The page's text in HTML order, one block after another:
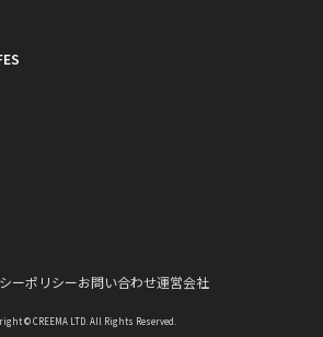
ーポリシーお問い合わせ運営会社
© CREEMA LTD. All Rights Reserved.